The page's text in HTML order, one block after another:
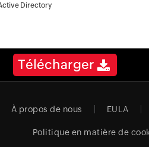
Directory
Télécharger
À propos de nous EULA
Politique en matière de